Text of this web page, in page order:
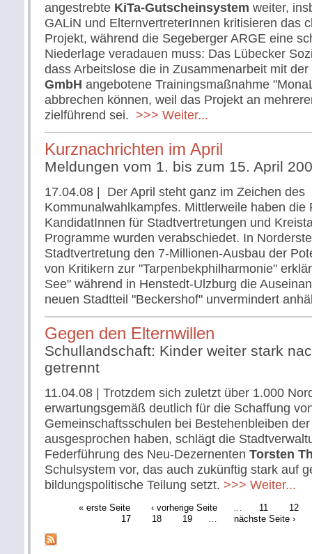
angestrebte KiTa-Gutscheinsystem weiter,
GALiN und ElternvertreterInnen kritisieren das
Projekt, während die Segeberger ARGE eine
Niederlage veradauen muss: Das Lübecker
dass Arbeitslose die in Zusammenarbeit mit der
GmbH angebotene Trainingsmaßnahme
abbrechen können, weil das Projekt an
zielführend sei. >>> Weiter...
Kurznachrichten im April
Meldungen vom 1. bis zum 15. April
17.04.08 | Der April steht ganz im Zeichen des
Kommunalwahlkampfes. Mittlerweile haben die
KandidatInnen für Stadtvertretungen und
Programme wurden verabschiedet. In
Stadtvertretung den 7-Millionen-Ausbau der
von Kritikern zur "Tarpenbekphilharmonie"
See" während in Henstedt-Ulzburg die
neuen Stadtteil "Beckershof" unvermindert
Gegen den Elternwillen
Schullandschaft: Kinder weiter stark
getrennt
11.04.08 | Trotzdem sich zuletzt über 1.000
erwartungsgemäß deutlich für die Schaffung
Gemeinschaftsschulen bei Bestehenbleiben
ausgesprochen haben, schlägt die
Federführung des Neu-Dezernenten Torsten
Schulsystem vor, das auch zukünftig stark auf
bildungspolitische Teilung setzt. >>> Weiter...
« erste Seite ‹ vorherige Seite 11
12
17
18 19 nächste Seite ›